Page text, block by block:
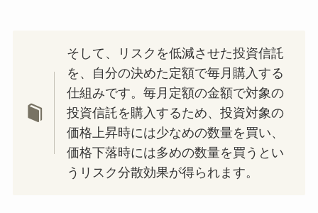
そして、リスクを低減させた投資信託
を、自分の決めた定額で毎月購入する
仕組みです。毎月定額の金額で対象の
投資信託を購入するため、投資対象の
価格上昇時には少なめの数量を買い、
価格下落時には多めの数量を買うとい
うリスク分散効果が得られます。